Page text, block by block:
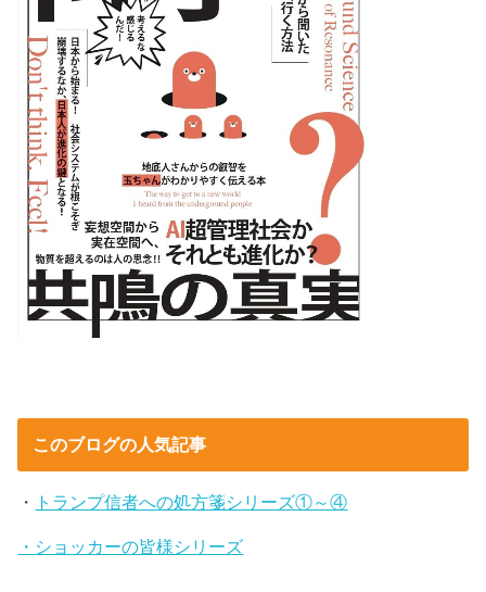
このブログの人気記事
・ トランプ信者への処方箋シリーズ①～④
・ショッカーの皆様シリーズ